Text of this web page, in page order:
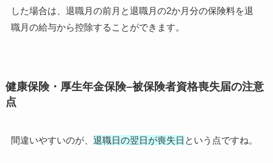
した場合は、退職月の前月と退職月の2か月分の保険料を退
職月の給与から控除することができます。
健康保険・厚生年金保険–被保険者資格喪失届の注意
点
間違いやすいのが、 退職日の翌日が喪失日 という点ですね。